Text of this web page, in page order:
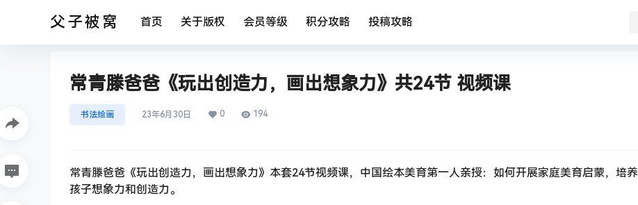
父子被窝 首页 关于版权 会员等级 积分攻略 投稿攻略
常青滕爸爸《玩出创造力，画出想象力》共24节 视频课
书法绘画 23年6月30日 0 194
常青滕爸爸《玩出创造力，画出想象力》本套24节视频课，中国绘本美育第一人亲授：如何开展家庭美育启蒙，培养
孩子想象力和创造力。